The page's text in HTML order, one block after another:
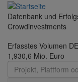
Direkt
zum
Inhalt
Datenbank und
Crowdinvestments
Erfasstes Volumen DE
1,930,6 Mio. Euro